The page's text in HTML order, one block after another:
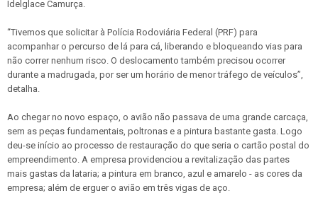
Idelglace Camurça.
“Tivemos que solicitar à Polícia Rodoviária Federal (PRF) para
acompanhar o percurso de lá para cá, liberando e bloqueando vias para
não correr nenhum risco. O deslocamento também precisou ocorrer
durante a madrugada, por ser um horário de menor tráfego de veículos”,
detalha.
Ao chegar no novo espaço, o avião não passava de uma grande carcaça,
sem as peças fundamentais, poltronas e a pintura bastante gasta. Logo
deu-se início ao processo de restauração do que seria o cartão postal do
empreendimento. A empresa providenciou a revitalização das partes
mais gastas da lataria; a pintura em branco, azul e amarelo - as cores da
empresa; além de erguer o avião em três vigas de aço.